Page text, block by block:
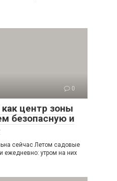
0
центр зоны
безопасную и
сейчас Летом садовые
ежедневно: утром на них